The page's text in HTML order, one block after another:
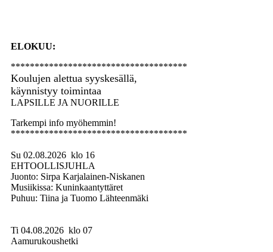
ELOKUU:
*************************************
Koulujen alettua syyskesällä,
käynnistyy toimintaa
LAPSILLE JA NUORILLE
Tarkempi info myöhemmin!
*************************************
Su 02.08.2026 klo 16
EHTOOLLISJUHLA
Juonto: Sirpa Karjalainen-Niskanen
Musiikissa: Kuninkaantyttäret
Puhuu: Tiina ja Tuomo Lähteenmäki
Ti 04.08.2026 klo 07
Aamurukoushetki